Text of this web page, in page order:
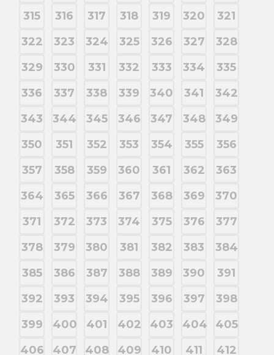
315
316 317 318 319 320
321
322
323 324 325 326 327
328
329
330 331 332 333 334
335
336
337 338 339 340 341
342
343
344 345 346 347 348
349
350
351 352 353 354 355
356
357
358 359 360 361 362
363
364
365 366 367 368 369
370
371
372 373 374 375 376
377
378
379 380 381 382 383
384
385
386 387 388 389 390
391
392
393 394 395 396 397
398
399
400 401 402 403 404
405
406
407 408 409 410 411 412